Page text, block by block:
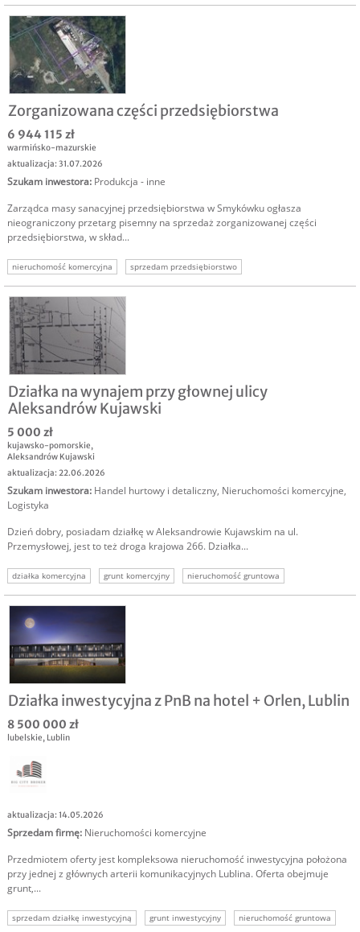
Zorganizowana części przedsiębiorstwa
6 944 115 zł
warmińsko-mazurskie
aktualizacja: 31.07.2026
Szukam inwestora: Produkcja - inne
Zarządca masy sanacyjnej przedsiębiorstwa w Smykówku ogłasza
nieograniczony przetarg pisemny na sprzedaż zorganizowanej części
przedsiębiorstwa, w skład...
nieruchomość komercyjna
sprzedam przedsiębiorstwo
nieruchomości komercyjne
Działka na wynajem przy głownej ulicy
Aleksandrów Kujawski
5 000 zł
kujawsko-pomorskie,
Aleksandrów Kujawski
aktualizacja: 22.06.2026
Szukam inwestora: Handel hurtowy i detaliczny, Nieruchomości komercyjne,
Logistyka
Dzień dobry, posiadam działkę w Aleksandrowie Kujawskim na ul.
Przemysłowej, jest to też droga krajowa 266. Działka...
działka komercyjna grunt komercyjny
nieruchomość gruntowa
nieruchomość komercyjna
Działka inwestycyjna z PnB na hotel + Orlen, Lublin
8 500 000 zł
lubelskie, Lublin
aktualizacja: 14.05.2026
Sprzedam firmę: Nieruchomości komercyjne
Przedmiotem oferty jest kompleksowa nieruchomość inwestycyjna położona
przy jednej z głównych arterii komunikacyjnych Lublina. Oferta obejmuje
grunt,...
sprzedam działkę inwestycyjną grunt inwestycyjny
nieruchomość gruntowa